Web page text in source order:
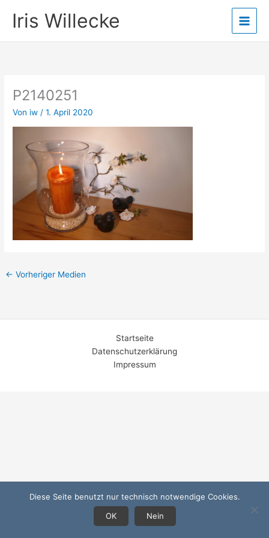
InhaltIris Willecke
P2140251
Von iw /1. April 2020
← Vorheriger Medien
Startseite
Datenschutzerklärung
Impressum
Diese Seite benutzt nur technisch notwendige Cookies.
OK
Nein